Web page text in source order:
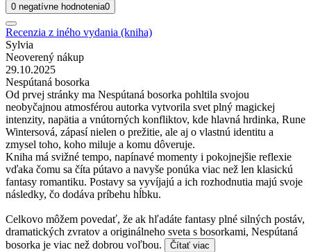
0 negatívne hodnotenia0
Recenzia z iného vydania (kniha)
Sylvia
Neoverený nákup
29.10.2025
Nespútaná bosorka
Od prvej stránky ma Nespútaná bosorka pohltila svojou
neobyčajnou atmosférou autorka vytvorila svet plný magickej
intenzity, napätia a vnútorných konfliktov, kde hlavná hrdinka, Rune
Wintersová, zápasí nielen o prežitie, ale aj o vlastnú identitu a
zmysel toho, koho miluje a komu dôveruje.
Kniha má svižné tempo, napínavé momenty i pokojnejšie reflexie
vďaka čomu sa číta pútavo a navyše ponúka viac než len klasickú
fantasy romantiku. Postavy sa vyvíjajú a ich rozhodnutia majú svoje
následky, čo dodáva príbehu hĺbku.
Celkovo môžem povedať, že ak hľadáte fantasy plné silných postáv,
dramatických zvratov a originálneho sveta s bosorkami, Nespútaná
bosorka je viac než dobrou voľbou.
Čítať viac